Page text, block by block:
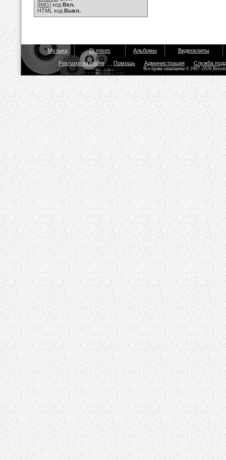
[IMG] код Вкл.
HTML код Выкл.
Музыка Dj mixes Альбомы Видеоклипы
Реклама на сайте Помощь Администрация Служба
Все права защищены © 2007-2026